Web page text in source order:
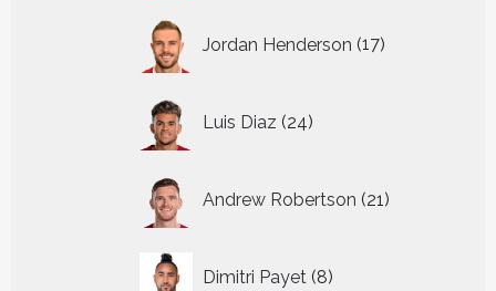
Jordan Henderson 17
producten
Luis Diaz 24
producten
Andrew Robertson 21
producten
Dimitri Payet 8